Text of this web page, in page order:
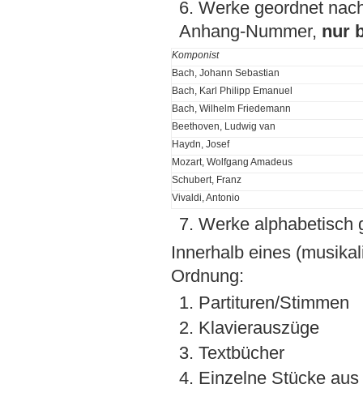
6. Werke geordnet
Anhang-Nummer, nur
Komponist
Bach, Johann Sebastian
Bach, Karl Philipp Emanuel
Bach, Wilhelm Friedemann
Beethoven, Ludwig van
Haydn, Josef
Mozart, Wolfgang Amadeus
Schubert, Franz
Vivaldi, Antonio
7. Werke alphabetisch
Innerhalb eines
Ordnung:
1. Partituren/Stimmen
2. Klavierauszüge
3. Textbücher
4. Einzelne Stücke